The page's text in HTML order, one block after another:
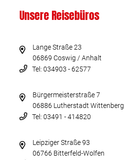
Unsere Reisebüros
Lange Straße 23
06869 Coswig / Anhalt
Tel: 034903 - 62577
Bürgermeisterstraße 7
06886 Lutherstadt Wittenberg
Tel: 03491 - 414820
Leipziger Straße 93
06766 Bitterfeld-Wolfen